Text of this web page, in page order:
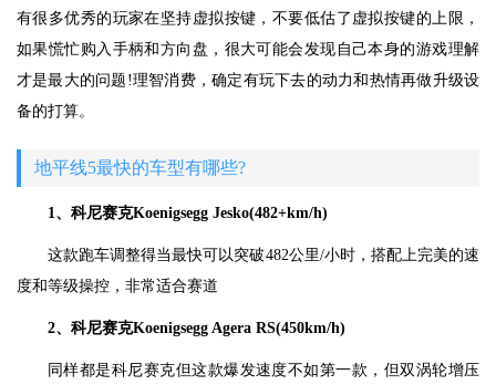
有很多优秀的玩家在坚持虚拟按键，不要低估了虚拟按键的上限，
如果慌忙购入手柄和方向盘，很大可能会发现自己本身的游戏理解
才是最大的问题!理智消费，确定有玩下去的动力和热情再做升级设
备的打算。
地平线5最快的车型有哪些?
1、科尼赛克Koenigsegg Jesko(482+km/h)
这款跑车调整得当最快可以突破482公里/小时，搭配上完美的速
度和等级操控，非常适合赛道
2、科尼赛克Koenigsegg Agera RS(450km/h)
同样都是科尼赛克但这款爆发速度不如第一款，但双涡轮增压